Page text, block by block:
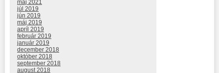
máj 2021
júl 2019
jún 2019
máj 2019
apríl 2019
február 2019
január 2019
december 2018
október 2018
september 2018
august 2018